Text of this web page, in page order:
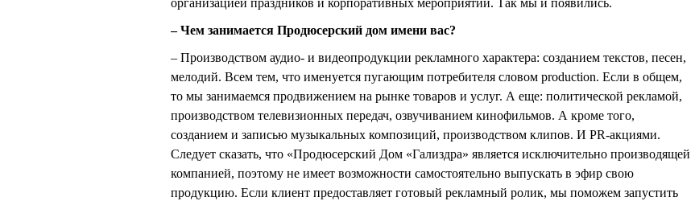
организацией праздников и корпоративных мероприятий. Так мы и появились.
– Чем занимается Продюсерский дом имени вас?
– Производством аудио- и видеопродукции рекламного характера: созданием текстов, песен,
мелодий. Всем тем, что именуется пугающим потребителя словом production. Если в общем,
то мы занимаемся продвижением на рынке товаров и услуг. А еще: политической рекламой,
производством телевизионных передач, озвучиванием кинофильмов. А кроме того,
созданием и записью музыкальных композиций, производством клипов. И PR-акциями.
Следует сказать, что «Продюсерский Дом «Гализдра» является исключительно производящей
компанией, поэтому не имеет возможности самостоятельно выпускать в эфир свою
продукцию. Если клиент предоставляет готовый рекламный ролик, мы поможем запустить